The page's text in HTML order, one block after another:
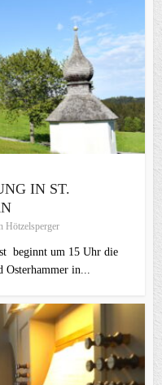
IN ST.
Hötzelsperger
beginnt um 15 Uhr die
in...